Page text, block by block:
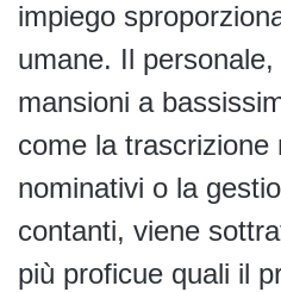
impiego
umane. Il
mansioni a
come la trascrizione
nominativi o la
contanti, viene
più proficue quali il